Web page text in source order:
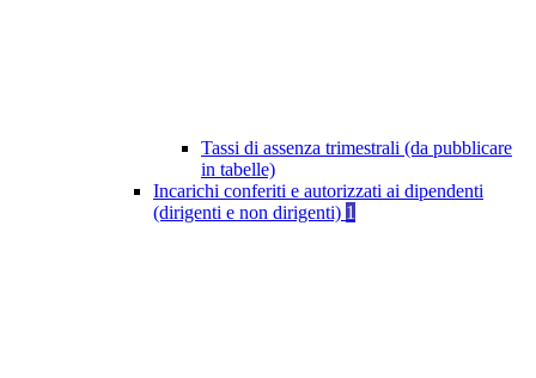
Tassi di assenza trimestrali (da pubblicare
in tabelle)
Incarichi conferiti e autorizzati ai dipendenti
(dirigenti e non dirigenti) 1